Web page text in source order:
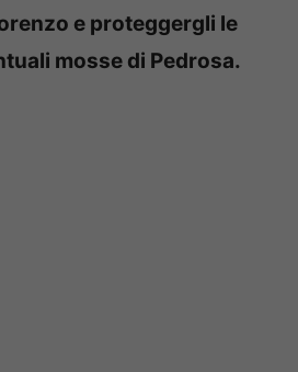
e proteggergli le
mosse di Pedrosa.